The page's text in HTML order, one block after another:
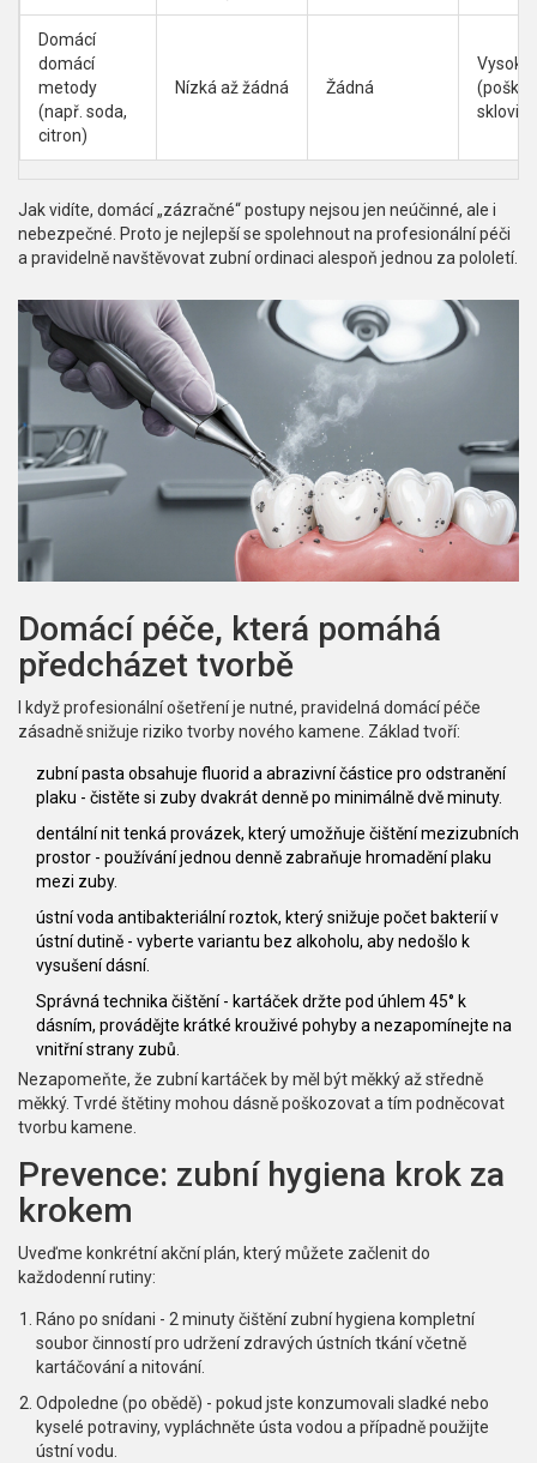
Domácí
domácí
metody
(např. soda,
citron)
Nízká až žádná Žádná
Vysoké
Jak vidíte, domácí „zázračné“ postupy nejsou jen neúčinné, ale i
nebezpečné. Proto je nejlepší se spolehnout na profesionální péči
a pravidelně navštěvovat zubní ordinaci alespoň jednou za pololetí.
Domácí péče, která pomáhá
předcházet tvorbě
I když profesionální ošetření je nutné, pravidelná domácí péče
zásadně snižuje riziko tvorby nového kamene. Základ tvoří:
zubní pastaobsahuje fluorid a abrazivní částice pro odstranění
plaku - čistěte si zuby dvakrát denně po minimálně dvě minuty.
dentální nittenká provázek, který umožňuje čištění mezizubních
prostor - používání jednou denně zabraňuje hromadění plaku
mezi zuby.
ústní vodaantibakteriální roztok, který snižuje počet bakterií v
ústní dutině - vyberte variantu bez alkoholu, aby nedošlo k
vysušení dásní.
Správná technika čištění - kartáček držte pod úhlem 45° k
dásním, provádějte krátké krouživé pohyby a nezapomínejte na
vnitřní strany zubů.
Nezapomeňte, že zubní kartáček by měl být měkký až středně
měkký. Tvrdé štětiny mohou dásně poškozovat a tím podněcovat
tvorbu kamene.
Prevence: zubní hygiena krok za
krokem
Uveďme konkrétní akční plán, který můžete začlenit do
každodenní rutiny:
Ráno po snídani - 2 minuty čištěnízubní hygiena kompletní
soubor činností pro udržení zdravých ústních tkánívčetně
kartáčování a nitování.
Odpoledne (po obědě) - pokud jste konzumovali sladké nebo
kyselé potraviny, vypláchněte ústa vodou a případně použijte
ústní vodu.